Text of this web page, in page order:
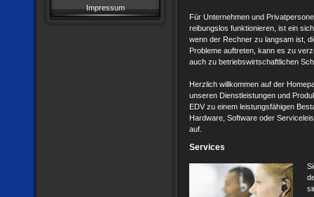
Impressum
Für Unternehmen und
reibungslos funktionieren, ist ein
wenn der Rechner zu langsam ist,
Probleme auftreten, kann es zu
auch zu betriebswirtschaftlichen
Herzlich willkommen auf der
unseren Dienstleistungen und
EDV zu einem leistungsfähigen
Hardware, Software oder
auf.
Services